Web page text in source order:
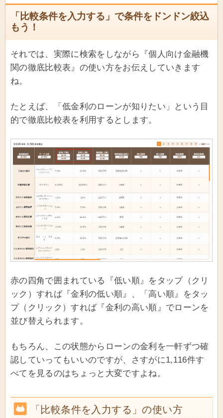
「比較条件を入力する」で条件をドンドン絞込
もう！
それでは、実際に検索をしながら『個人向け金融機
関の徹底比較表』の使い方をお伝えしていきます
ね。
たとえば、「低金利のローンが知りたい」という目
的で徹底比較表を利用するとします。
赤の四角で囲まれている『低い順』をタップ（クリ
ック）すれば『金利の低い順』、「高い順』をタッ
プ（クリック）すれば『金利の高い順』でローンを
並び替えられます。
もちろん、この状態からローンの金利を一軒ずつ確
認していってもいいのですが、さすがに1,116件す
べてを見るのはちょっと大変ですよね。
「比較条件を入力する」の使い方